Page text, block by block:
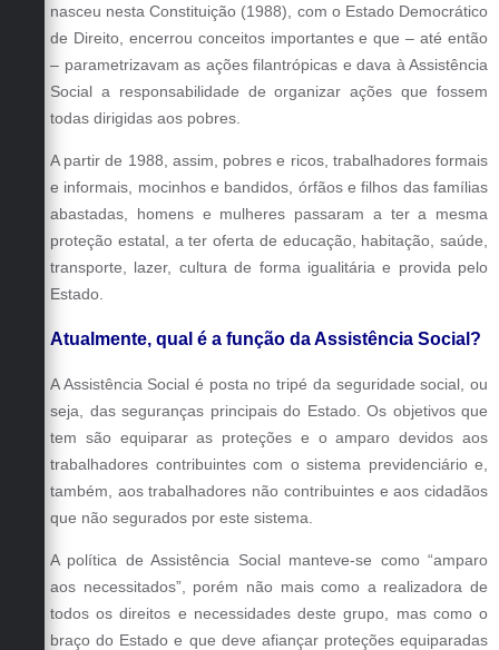
nasceu nesta Constituição (1988), com o Estado Democrático
de Direito, encerrou conceitos importantes e que – até então
– parametrizavam as ações filantrópicas e dava à Assistência
Social a responsabilidade de organizar ações que fossem
todas dirigidas aos pobres.
A partir de 1988, assim, pobres e ricos, trabalhadores formais
e informais, mocinhos e bandidos, órfãos e filhos das famílias
abastadas, homens e mulheres passaram a ter a mesma
proteção estatal, a ter oferta de educação, habitação, saúde,
transporte, lazer, cultura de forma igualitária e provida pelo
Estado.
Atualmente, qual é a função da Assistência Social?
A Assistência Social é posta no tripé da seguridade social, ou
seja, das seguranças principais do Estado. Os objetivos que
tem são equiparar as proteções e o amparo devidos aos
trabalhadores contribuintes com o sistema previdenciário e,
também, aos trabalhadores não contribuintes e aos cidadãos
que não segurados por este sistema.
A política de Assistência Social manteve-se como “amparo
aos necessitados”, porém não mais como a realizadora de
todos os direitos e necessidades deste grupo, mas como o
braço do Estado e que deve afiançar proteções equiparadas